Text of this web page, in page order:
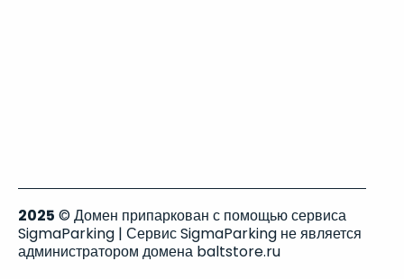
2025 © Домен припаркован с помощью сервиса
SigmaParking | Сервис SigmaParking не является
администратором домена baltstore.ru